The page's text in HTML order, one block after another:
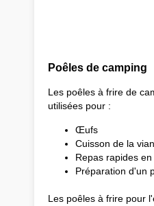
Poêles de camping
Les poêles à frire de
utilisées pour :
Œufs
Cuisson de la
Repas rapides
Préparation d'un
Les poêles à frire pour